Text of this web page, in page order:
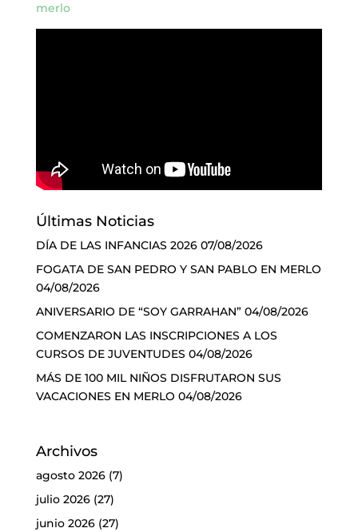
merlo
Últimas Noticias
DÍA DE LAS INFANCIAS 2026 07/08/2026
FOGATA DE SAN PEDRO Y SAN PABLO EN MERLO
04/08/2026
ANIVERSARIO DE “SOY GARRAHAN” 04/08/2026
COMENZARON LAS INSCRIPCIONES A LOS
CURSOS DE JUVENTUDES 04/08/2026
MÁS DE 100 MIL NIÑOS DISFRUTARON SUS
VACACIONES EN MERLO 04/08/2026
Archivos
agosto 2026(7)
julio 2026(27)
junio 2026(27)